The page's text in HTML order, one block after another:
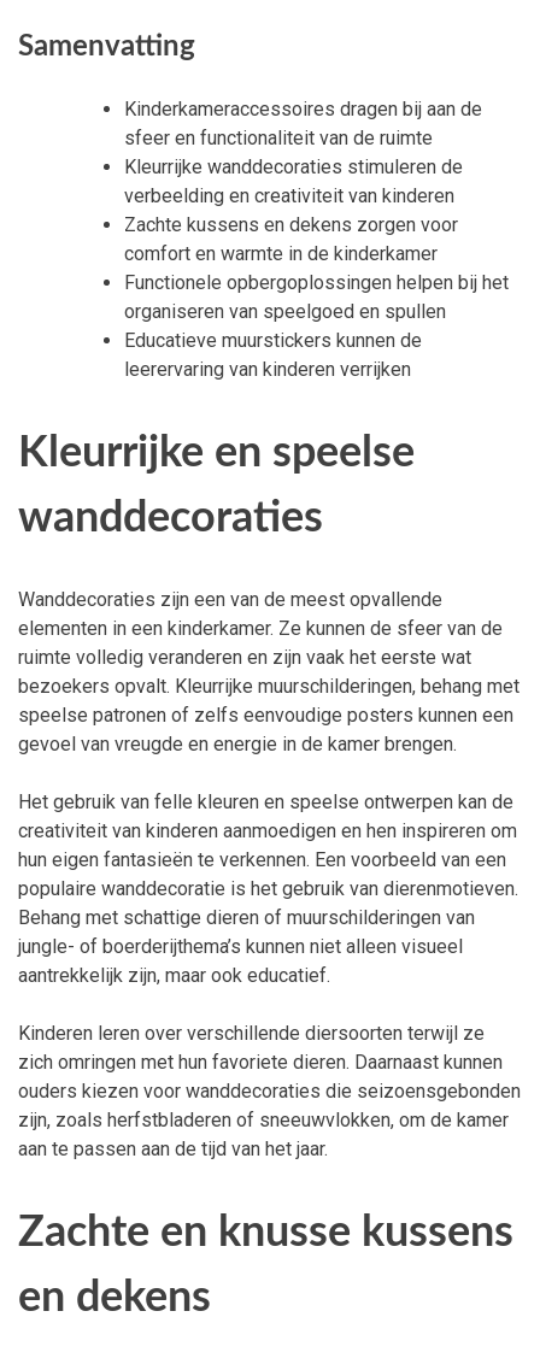
Samenvatting
Kinderkameraccessoires dragen bij aan de
sfeer en functionaliteit van de ruimte
Kleurrijke wanddecoraties stimuleren de
verbeelding en creativiteit van kinderen
Zachte kussens en dekens zorgen voor
comfort en warmte in de kinderkamer
Functionele opbergoplossingen helpen bij het
organiseren van speelgoed en spullen
Educatieve muurstickers kunnen de
leerervaring van kinderen verrijken
Kleurrijke en speelse
wanddecoraties
Wanddecoraties zijn een van de meest opvallende
elementen in een kinderkamer. Ze kunnen de sfeer van de
ruimte volledig veranderen en zijn vaak het eerste wat
bezoekers opvalt. Kleurrijke muurschilderingen, behang met
speelse patronen of zelfs eenvoudige posters kunnen een
gevoel van vreugde en energie in de kamer brengen.
Het gebruik van felle kleuren en speelse ontwerpen kan de
creativiteit van kinderen aanmoedigen en hen inspireren om
hun eigen fantasieën te verkennen. Een voorbeeld van een
populaire wanddecoratie is het gebruik van dierenmotieven.
Behang met schattige dieren of muurschilderingen van
jungle- of boerderijthema’s kunnen niet alleen visueel
aantrekkelijk zijn, maar ook educatief.
Kinderen leren over verschillende diersoorten terwijl ze
zich omringen met hun favoriete dieren. Daarnaast kunnen
ouders kiezen voor wanddecoraties die seizoensgebonden
zijn, zoals herfstbladeren of sneeuwvlokken, om de kamer
aan te passen aan de tijd van het jaar.
Zachte en knusse kussens
en dekens